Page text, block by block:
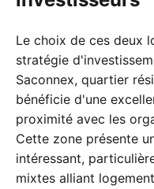
Le choix de ces deux
stratégie
Saconnex, quartier
bénéficie d'une
proximité avec les
Cette zone présente
intéressant,
mixtes alliant